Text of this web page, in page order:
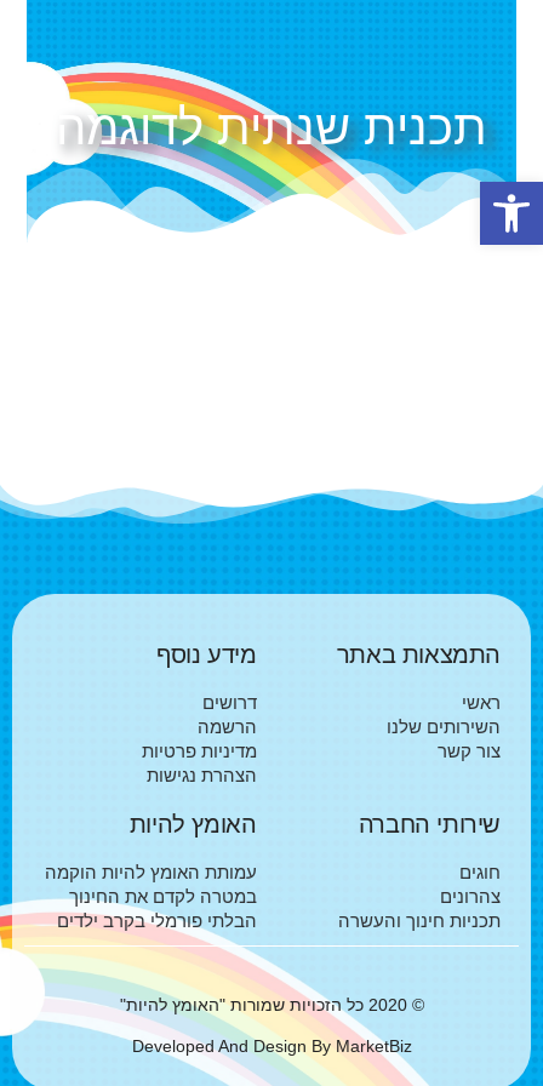
תכנית שנתית לדוגמה
התמצאות באתר
ראשי
השירותים שלנו
צור קשר
מידע נוסף
דרושים
הרשמה
מדיניות פרטיות
הצהרת נגישות
שירותי החברה
חוגים
צהרונים
תכניות חינוך והעשרה
האומץ להיות
עמותת האומץ להיות הוקמה
במטרה לקדם את החינוך
הבלתי פורמלי בקרב ילדים
© 2020 כל הזכויות שמורות "האומץ להיות"
Developed And Design By MarketBiz
פתח סרגל נגישות